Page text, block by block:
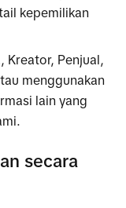
kepemilikan
Kreator, Penjual,
menggunakan
lain yang
secara